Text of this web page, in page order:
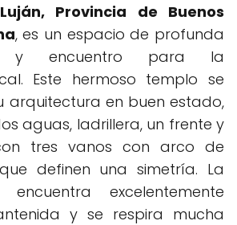
Provincia de Buenos
, es un espacio de profunda
y encuentro para la
Este hermoso templo se
arquitectura en buen estado,
aguas, ladrillera, un frente y
tres vanos con arco de
definen una simetría. La
excelentemente
y se respira mucha